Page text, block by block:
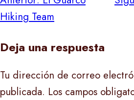
de
entradas
Hiking Team
Deja una respuesta
Tu dirección de correo
publicada. Los campos